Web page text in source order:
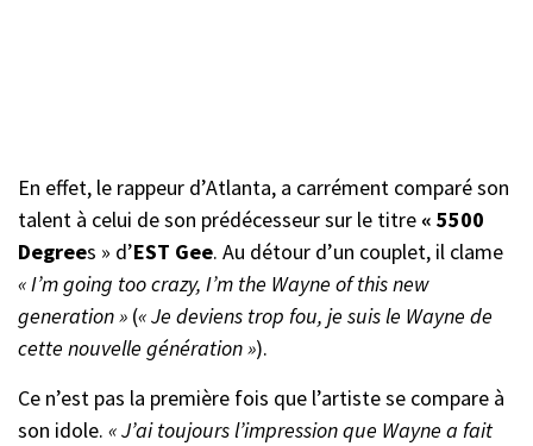
En effet, le rappeur d’Atlanta, a carrément comparé son
talent à celui de son prédécesseur sur le titre « 5500
Degrees » d’EST Gee. Au détour d’un couplet, il clame
« I’m going too crazy, I’m the Wayne of this new
generation » (« Je deviens trop fou, je suis le Wayne de
cette nouvelle génération »).
Ce n’est pas la première fois que l’artiste se compare à
son idole. « J’ai toujours l’impression que Wayne a fait